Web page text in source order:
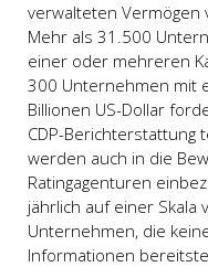
verwalteten Vermögen
Mehr als 31.500
einer oder mehreren
300 Unternehmen mit
Billionen US-Dollar
CDP-Berichterstattung
werden auch in die
Ratingagenturen
jährlich auf einer Skala
Unternehmen, die
Informationen